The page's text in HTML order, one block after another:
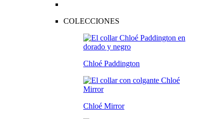
COLECCIONES
Chloé Paddington
Chloé Mirror